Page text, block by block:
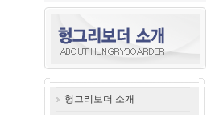
헝그리보더 소개